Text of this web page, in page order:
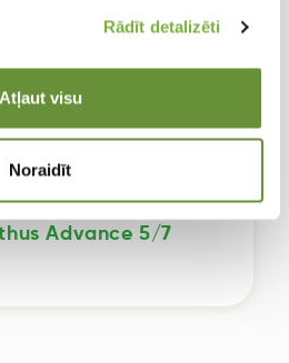
Rādīt detalizēti
Atļaut visu
Noraidīt
Advance 5/7